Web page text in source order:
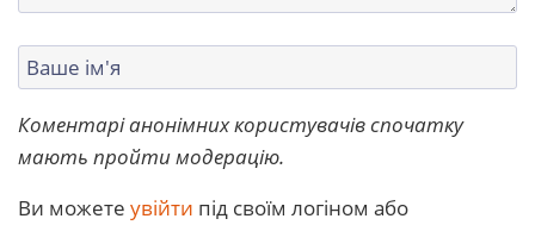
Коментарі анонімних користувачів спочатку
мають пройти модерацію.
Ви можете увійти під своїм логіном або